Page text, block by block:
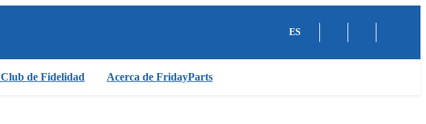
ES
Club de Fidelidad Acerca de FridayParts